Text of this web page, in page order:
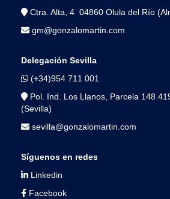
Ctra. Alta, 4 04860 Olula del Río
gm@gonzalomartin.com
Delegación Sevilla
(+34)954 711 001
Pol. Ind. Los Llanos, Parcela 148
(Sevilla)
sevilla@gonzalomartin.com
Síguenos en redes
Linkedin
Facebook